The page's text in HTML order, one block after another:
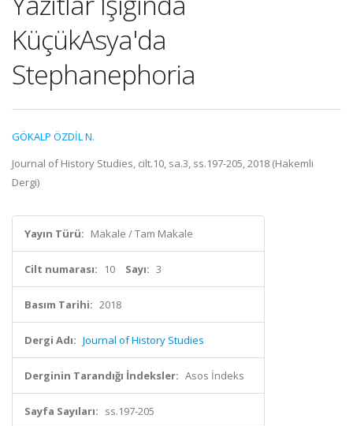
KüçükAsya'da
Stephanephoria
GÖKALP ÖZDİL N.
Journal of History Studies, cilt.10, sa.3, ss.197-205, 2018 (Hakemli
Dergi)
Yayın Türü: Makale / Tam Makale
Cilt numarası: 10 Sayı: 3
Basım Tarihi: 2018
Dergi Adı: Journal of History Studies
Derginin Tarandığı İndeksler: Asos İndeks
Sayfa Sayıları: ss.197-205